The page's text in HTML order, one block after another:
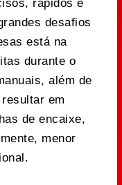
rápidos e
desafios
está na
durante o
além de
em
de encaixe,
menor